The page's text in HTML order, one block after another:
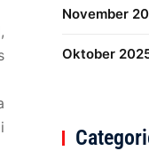
November
Oktober